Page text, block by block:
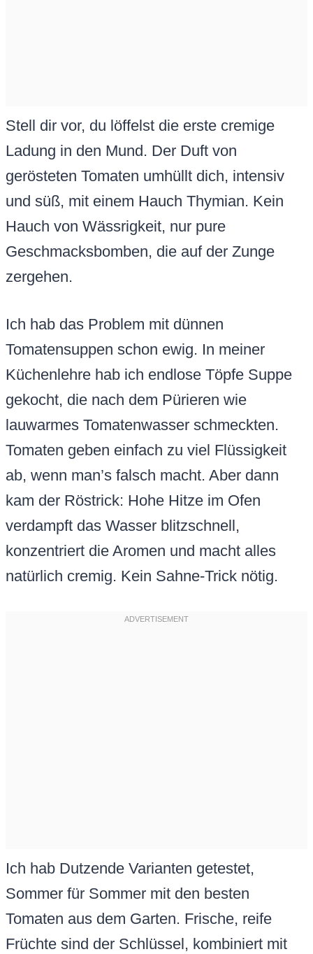
Stell dir vor, du löffelst die erste cremige
Ladung in den Mund. Der Duft von
gerösteten Tomaten umhüllt dich, intensiv
und süß, mit einem Hauch Thymian. Kein
Hauch von Wässrigkeit, nur pure
Geschmacksbomben, die auf der Zunge
zergehen.
Ich hab das Problem mit dünnen
Tomatensuppen schon ewig. In meiner
Küchenlehre hab ich endlose Töpfe Suppe
gekocht, die nach dem Pürieren wie
lauwarmes Tomatenwasser schmeckten.
Tomaten geben einfach zu viel Flüssigkeit
ab, wenn man’s falsch macht. Aber dann
kam der Röstrick: Hohe Hitze im Ofen
verdampft das Wasser blitzschnell,
konzentriert die Aromen und macht alles
natürlich cremig. Kein Sahne-Trick nötig.
Ich hab Dutzende Varianten getestet,
Sommer für Sommer mit den besten
Tomaten aus dem Garten. Frische, reife
Früchte sind der Schlüssel, kombiniert mit